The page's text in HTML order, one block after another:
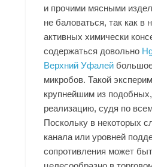
и прочими мясными
не баловаться, так как в
активных химически
содержаться довольно
Верхний Уфалей
микробов. Такой
крупнейшим из
реализацию, судя по
Поскольку в некоторых
канала или уровней
сопротивления может